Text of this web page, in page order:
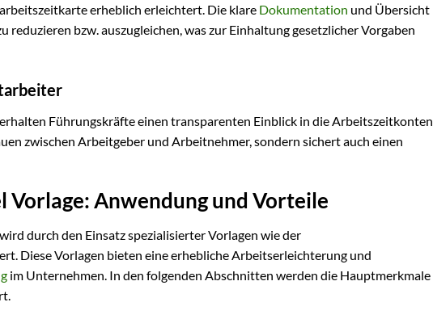
erheblich erleichtert. Die klare Dokumentation und Übersicht
reduzieren bzw. auszugleichen, was zur Einhaltung gesetzlicher Vorgaben
Führungskräfte einen transparenten Einblick in die Arbeitszeitkonten
zwischen Arbeitgeber und Arbeitnehmer, sondern sichert auch einen
Anwendung und Vorteile
durch den Einsatz spezialisierter Vorlagen wie der
Diese Vorlagen bieten eine erhebliche Arbeitserleichterung und
im Unternehmen. In den folgenden Abschnitten werden die Hauptmerkmale